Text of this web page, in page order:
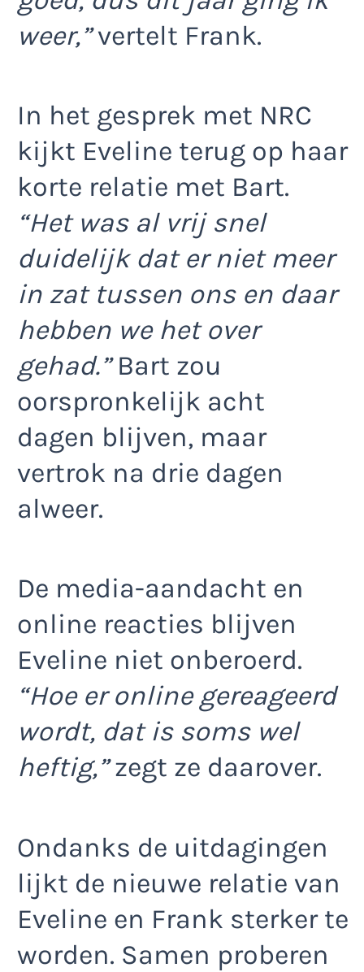
weer,”vertelt Frank.
In het gesprek met NRC
kijkt Eveline terug op haar
korte relatie met Bart.
“Het was al vrij snel
duidelijk dat er niet meer
in zat tussen ons en daar
hebben we het over
gehad.”Bart zou
oorspronkelijk acht
dagen blijven, maar
vertrok na drie dagen
alweer.
De media-aandacht en
online reacties blijven
Eveline niet onberoerd.
“Hoe er online gereageerd
wordt, dat is soms wel
heftig,”zegt ze daarover.
Ondanks de uitdagingen
lijkt de nieuwe relatie van
Eveline en Frank sterker te
worden. Samen proberen